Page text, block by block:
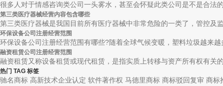
很多人对于情感咨询类公司一头雾水，甚至会怀疑此类公司是不是合法
第三类医疗器械经营内容包含哪些
第三类医疗器械是我国目前所有医疗器械中非常危险的一类了，管控及
环保设备公司注册经营范围
环保设备公司注册经营范围有哪些?随着全球气候变暖，塑料垃圾越来越
融资租赁公司注册经营范围
融资租赁又称设备租赁或现代租赁，是指实质上转移与资产所有权有关
热门 TAG 标签
驰名商标 高新技术企业认定 软件著作权 马德里商标 商标驳回复审 商标